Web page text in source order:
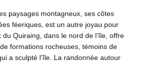
paysages montagneux, ses côtes
féeriques, est un autre joyau pour
Quiraing, dans le nord de l’île, offre
formations rocheuses, témoins de
a sculpté l’île. La randonnée autour